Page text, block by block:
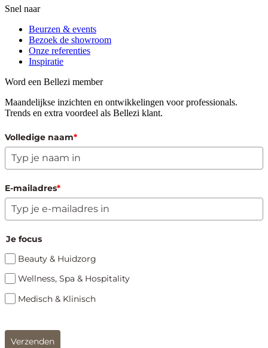
Snel naar
Beurzen & events
Bezoek de showroom
Onze referenties
Inspiratie
Word een Bellezi member
Maandelijkse inzichten en ontwikkelingen voor professionals.
Trends en extra voordeel als Bellezi klant.
Volledige naam*
E-mailadres*
Je focus
Beauty & Huidzorg
Wellness, Spa & Hospitality
Medisch & Klinisch
Verzenden